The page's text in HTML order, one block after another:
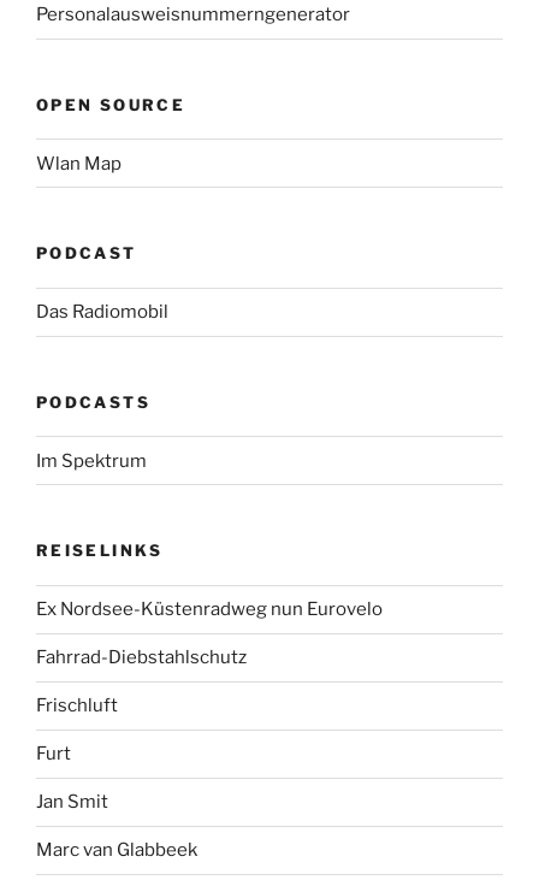
Personalausweisnummerngenerator
OPEN SOURCE
Wlan Map
PODCAST
Das Radiomobil
PODCASTS
Im Spektrum
REISELINKS
Ex Nordsee-Küstenradweg nun Eurovelo
Fahrrad-Diebstahlschutz
Frischluft
Furt
Jan Smit
Marc van Glabbeek